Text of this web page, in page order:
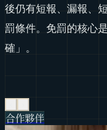
後仍有短報、漏報、
罰條件。免罰的核心
確」。
合作夥伴